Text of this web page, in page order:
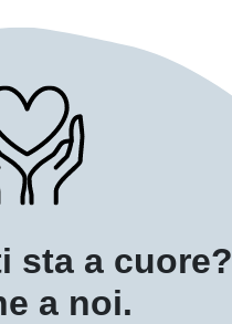
sta a cuore?
a noi.